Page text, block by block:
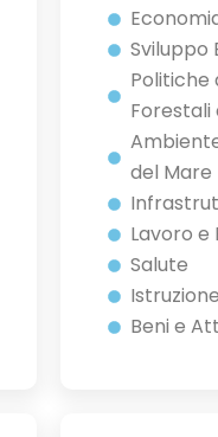
Sviluppo
Politiche
Forestali
del Mare
Lavoro e
Salute
Beni e